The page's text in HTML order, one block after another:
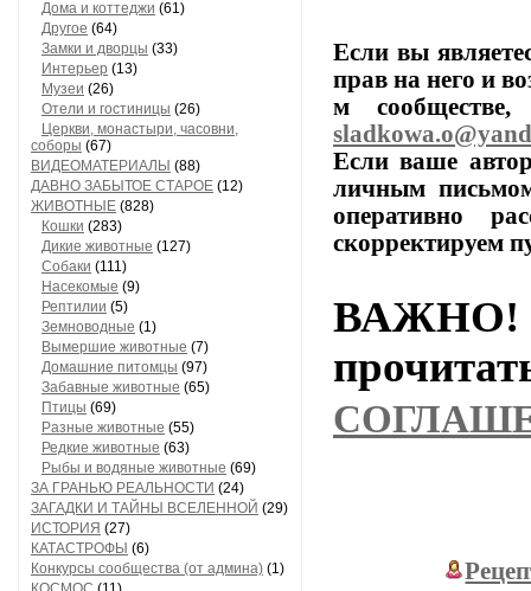
Дома и коттеджи (61)
Другое (64)
Замки и дворцы (33)
Интерьер (13)
Музеи (26)
Отели и гостиницы (26)
Церкви, монастыри, часовни,
соборы (67)
ВИДЕОМАТЕРИАЛЫ (88)
ДАВНО ЗАБЫТОЕ СТАРОЕ (12)
ЖИВОТНЫЕ (828)
Кошки (283)
Дикие животные (127)
Собаки (111)
Насекомые (9)
Рептилии (5)
Земноводные (1)
Вымершие животные (7)
Домашние питомцы (97)
Забавные животные (65)
Птицы (69)
Разные животные (55)
Редкие животные (63)
Рыбы и водяные животные (69)
ЗА ГРАНЬЮ РЕАЛЬНОСТИ (24)
ЗАГАДКИ И ТАЙНЫ ВСЕЛЕННОЙ (29)
ИСТОРИЯ (27)
КАТАСТРОФЫ (6)
Конкурсы сообщества (от админа) (1)
Если вы
прав на него и
м сообществе,
Если ваше
личным
оперативно
скорректируем
ВАЖНО!